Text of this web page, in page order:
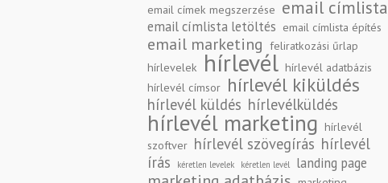
email címek megszerzése email címlista
email címlista letöltés email címlista építés
email marketing feliratkozási űrlap
hírlevelek
hírlevél hírlevél adatbázis
hírlevél címsor hírlevél kiküldés
hírlevél küldés hírlevélküldés
hírlevél marketing hírlevél
szoftver hírlevél szövegírás hírlevél
írás
kéretlen levelek kéretlen levél landing page